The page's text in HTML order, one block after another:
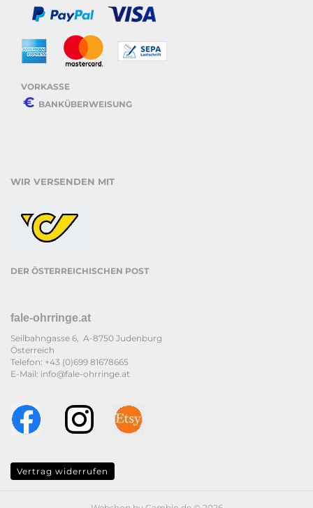
VORKASSE
€ BANKÜBERWEISUNG
WIR VERSENDEN MIT
DER ÖSTERREICHISCHEN POST
fale-ohrringe.at
Seilbahngasse 6, A-8750 Judenburg
Österreich
Telefon: +43 (0)699 81678665
E-Mail: info@fale-ohrringe.at
Vertrag widerrufen